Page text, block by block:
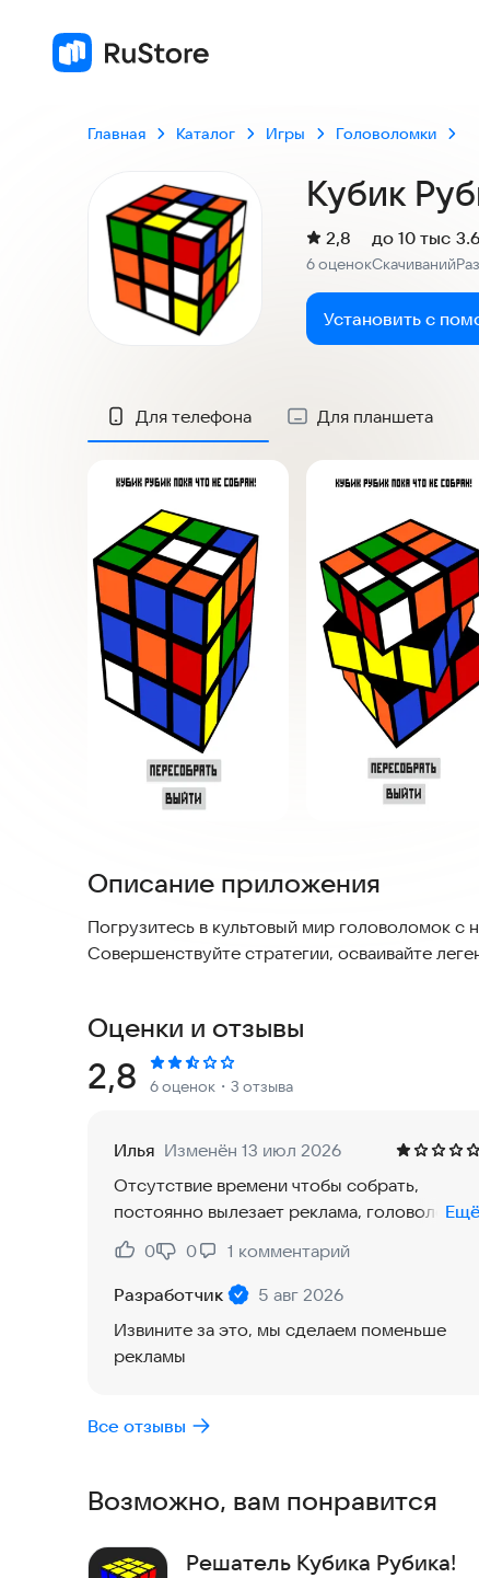
Главная Каталог Игры Головоломки
Кубик
Рейтинг:
2,8
6 оценокСкачиваний
до 10 тыс
Установить с
Для телефона Для планшета
Описание приложения
Погрузитесь в культовый мир головоломок
Совершенствуйте стратегии, осваивайте
Оценки и отзывы
Рейтинг:
2,8 6 оценок ・3 отзыва
Илья Изменён 13 июл 2026
Отсутствие времени чтобы собрать,
постоянно вылезает реклама, головоломка,
которая должна развивать мышление, из-за
рекламы замирает мозг, еденица самая
низкая оценка, но это к сожалению.
Ещё
Нравится:
0
Не нравится:
0 1 комментарий
Разработчик
5 авг 2026
Извините за это, мы сделаем поменьше
рекламы
Все отзывы
Возможно, вам понравится
Решатель Кубика Рубика!